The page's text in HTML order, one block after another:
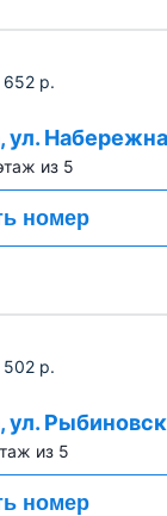
652 р.
ул.
из 5
номер
502 р.
из 5
номер